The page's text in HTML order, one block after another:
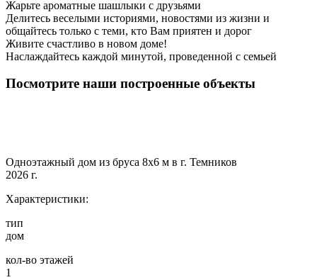
Жарьте ароматные шашлыки с друзьями
Делитесь веселыми историями, новостями из жизни и
общайтесь только с теми, кто Вам приятен и дорог
Живите счастливо в новом доме!
Наслаждайтесь каждой минутой, проведенной с семьей
Посмотрите наши построенные объекты
Одноэтажный дом из бруса 8х6 м в г. Темников
2026 г.
Характеристики:
тип
дом
кол-во этажей
1